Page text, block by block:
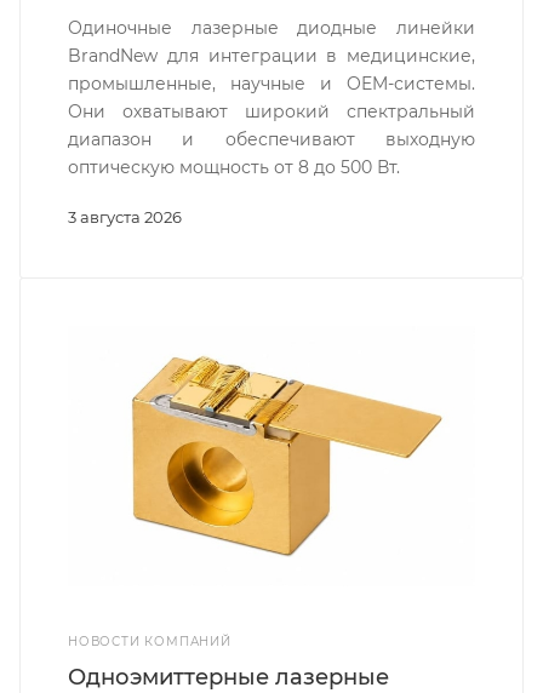
3 августа 2026
Одиночные лазерные диодные линейки
BrandNew для интеграции в медицинские,
промышленные, научные и OEM-системы.
Они охватывают широкий спектральный
диапазон и обеспечивают выходную
оптическую мощность от 8 до 500 Вт.
НОВОСТИ КОМПАНИЙ
Одноэмиттерные лазерные